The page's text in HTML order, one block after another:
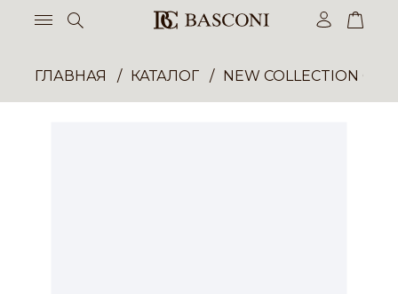
ГЛАВНАЯ КАТАЛОГ NEW COLLECTION